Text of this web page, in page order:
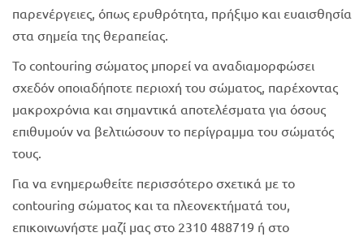
παρενέργειες, όπως ερυθρότητα, πρήξιμο και ευαισθησία
στα σημεία της θεραπείας.
Το contouring σώματος μπορεί να αναδιαμορφώσει
σχεδόν οποιαδήποτε περιοχή του σώματος, παρέχοντας
μακροχρόνια και σημαντικά αποτελέσματα για όσους
επιθυμούν να βελτιώσουν το περίγραμμα του σώματός
τους.
Για να ενημερωθείτε περισσότερο σχετικά με το
contouring σώματος και τα πλεονεκτήματά του,
επικοινωνήστε μαζί μας στο 2310 488719 ή στο